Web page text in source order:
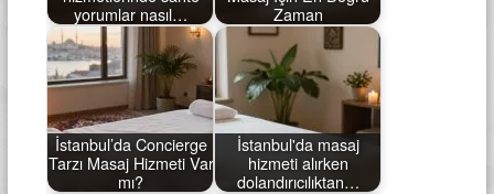
yorumlar nasıl…
Zaman
İstanbul’da Concierge
Tarzı Masaj Hizmeti Var
mı?
İstanbul'da masaj
hizmeti alırken
dolandırıcılıktan…